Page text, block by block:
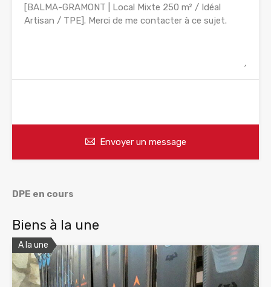
Envoyer un message
DPE en cours
Biens à la une
A la une